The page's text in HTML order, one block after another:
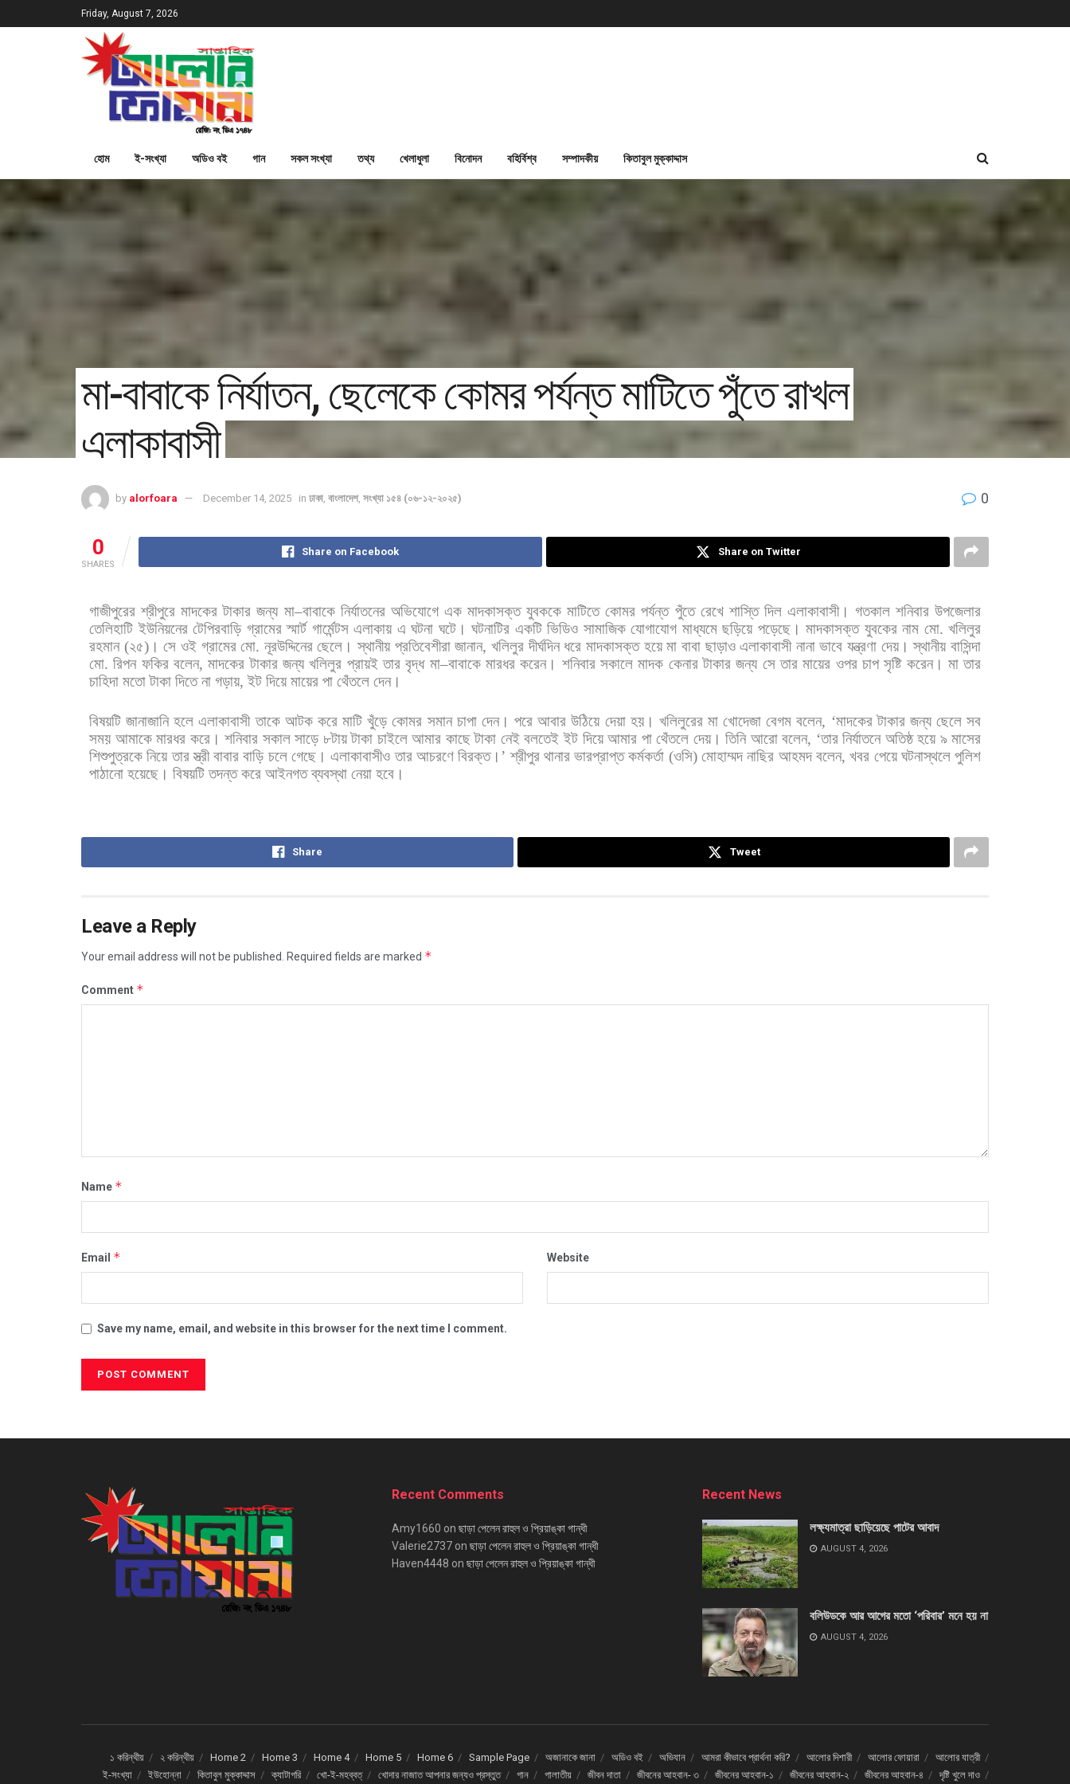
Friday, August 7, 2026
হোম ই-সংখ্যা অডিও বই গান সকল সংখ্যা তথ্য খেলাধুলা বিনোদন বহির্বিশ্ব সম্পাদকীয় কিতাবুল মুক্কাদ্দাস
মা-বাবাকে নির্যাতন, ছেলেকে কোমর পর্যন্ত মাটিতে পুঁতে রাখল
এলাকাবাসী
by alorfoara December 14, 2025 in ঢাকা, বাংলাদেশ, সংখ্যা ১৫৪ (০৬-১২-২০২৫) 0
0
SHARES
Share on Facebook Share on Twitter
গাজীপুরের শ্রীপুরে মাদকের টাকার জন্য মা–বাবাকে নির্যাতনের অভিযোগে এক মাদকাসক্ত যুবককে মাটিতে কোমর পর্যন্ত পুঁতে রেখে শাস্তি দিল এলাকাবাসী। গতকাল শনিবার উপজেলার
তেলিহাটি ইউনিয়নের টেপিরবাড়ি গ্রামের স্মার্ট গার্মেন্টস এলাকায় এ ঘটনা ঘটে। ঘটনাটির একটি ভিডিও সামাজিক যোগাযোগ মাধ্যমে ছড়িয়ে পড়েছে। মাদকাসক্ত যুবকের নাম মো. খলিলুর
রহমান(২৫)। সে ওই গ্রামের মো. নূরউদ্দিনের ছেলে। স্থানীয় প্রতিবেশীরা জানান,খলিলুর দীর্ঘদিন ধরে মাদকাসক্ত হয়ে মা বাবা ছাড়াও এলাকাবাসী নানা ভাবে যন্ত্রণা দেয়। স্থানীয় বাসিন্দা
মো.রিপন ফকির বলেন,মাদকের টাকার জন্য খলিলুর প্রায়ই তার বৃদ্ধ মা–বাবাকে মারধর করেন। শনিবার সকালে মাদক কেনার টাকার জন্য সে তার মায়ের ওপর চাপ সৃষ্টি করেন। মা তার
চাহিদা মতো টাকা দিতে না গড়ায়,ইট দিয়ে মায়ের পা থেঁতলে দেন।
বিষয়টি জানাজানি হলে এলাকাবাসী তাকে আটক করে মাটি খুঁড়ে কোমর সমান চাপা দেন। পরে আবার উঠিয়ে দেয়া হয়। খলিলুরের মা খোদেজা বেগম বলেন, ‘মাদকের টাকার জন্য ছেলে সব
সময় আমাকে মারধর করে। শনিবার সকাল সাড়ে ৮টায় টাকা চাইলে আমার কাছে টাকা নেই বলতেই ইট দিয়ে আমার পা থেঁতলে দেয়। তিনি আরো বলেন, ‘তার নির্যাতনে অতিষ্ঠ হয়ে ৯ মাসের
শিশুপুত্রকে নিয়ে তার স্ত্রী বাবার বাড়ি চলে গেছে। এলাকাবাসীও তার আচরণে বিরক্ত। ’শ্রীপুর থানার ভারপ্রাপ্ত কর্মকর্তা (ওসি)মোহাম্মদ নাছির আহমদ বলেন,খবর পেয়ে ঘটনাস্থলে পুলিশ
পাঠানো হয়েছে। বিষয়টি তদন্ত করে আইনগত ব্যবস্থা নেয়া হবে।
Share Tweet
Leave a Reply
Your email address will not be published. Required fields are marked *
Comment *
Name *
Email * Website
Save my name, email, and website in this browser for the next time I comment.
Recent Comments
Amy1660 on ছাড়া পেলেন রাহুল ও প্রিয়াঙ্কা গান্ধী
Valerie2737 on ছাড়া পেলেন রাহুল ও প্রিয়াঙ্কা গান্ধী
Haven4448 on ছাড়া পেলেন রাহুল ও প্রিয়াঙ্কা গান্ধী
Recent News
লক্ষ্যমাত্রা ছাড়িয়েছে পাটের আবাদ
AUGUST 4, 2026
বলিউডকে আর আগের মতো ‘পরিবার’ মনে হয় না
AUGUST 4, 2026
১ করিন্থীয় ২ করিন্থীয় Home 2 Home 3 Home 4 Home 5 Home 6 Sample Page অজানাকে জানা অডিও বই অভিযান আমরা কীভাবে প্রার্থনা করি? আলোর দিশারী আলোর ফোয়ারা
আলোর যাত্রী
ই-সংখ্যা
ইউহোন্না কিতাবুল মুক্কাদ্দাস ক্যাটাগরি খো-ই-মহব্বত্ খোদার নাজাত আপনার জন্যও প্রস্তুত গান গালাতীয় জীবন দাতা জীবনের আহবান- ৩ জীবনের আহবান-১ জীবনের আহবান-২ জীবনের আহবান-৪ দৃষ্টি খুলে দাও